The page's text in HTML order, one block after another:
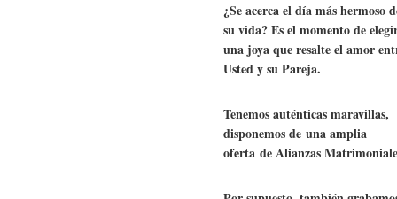
¿Se acerca el día más hermoso
su vida? Es el momento de
una joya que resalte el amor
Usted y su Pareja.
Tenemos auténticas maravillas,
disponemos de una amplia
oferta de Alianzas